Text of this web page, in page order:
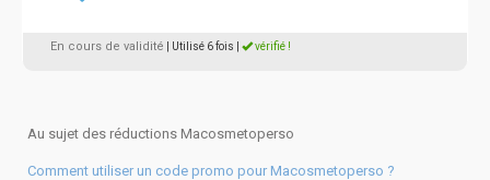
En cours de validité | Utilisé 6 fois vérifié !
Au sujet des réductions Macosmetoperso
Comment utiliser un code promo pour Macosmetoperso ?